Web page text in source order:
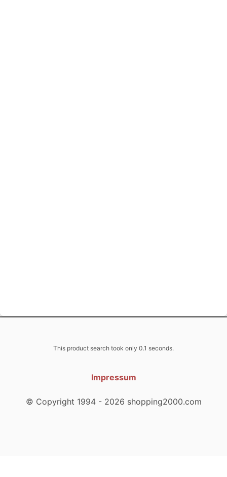
This product search took only 0.1 seconds.
Impressum
© Copyright 1994 - 2026 shopping2000.com